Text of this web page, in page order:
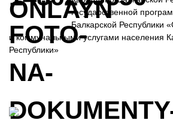
государственной
Балкарской Республики
и коммунальными услугами населения
Республики»